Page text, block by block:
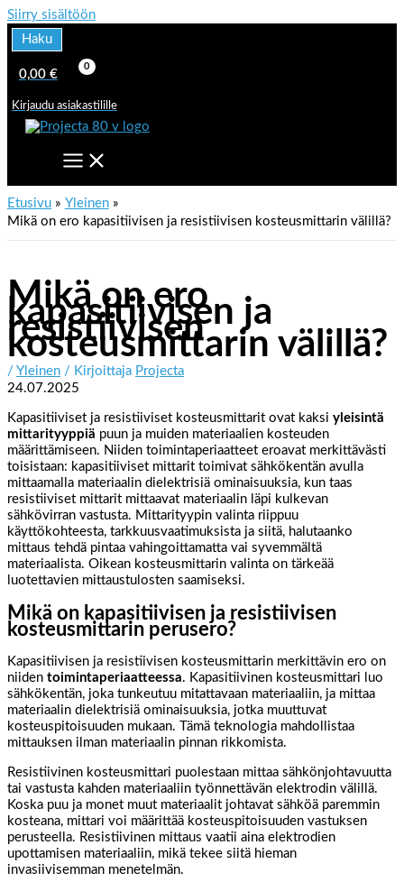
Siirry sisältöön
Haku
0,00 €
Kirjaudu asiakastilille
Etusivu
Yleinen
Mikä on ero kapasitiivisen ja resistiivisen kosteusmittarin välillä?
Mikä on ero
kapasitiivisen ja
resistiivisen
kosteusmittarin välillä?
/ Yleinen / Kirjoittaja Projecta
24.07.2025
Kapasitiiviset ja resistiiviset kosteusmittarit ovat kaksi yleisintä
mittarityyppiä puun ja muiden materiaalien kosteuden
määrittämiseen. Niiden toimintaperiaatteet eroavat merkittävästi
toisistaan: kapasitiiviset mittarit toimivat sähkökentän avulla
mittaamalla materiaalin dielektrisiä ominaisuuksia, kun taas
resistiiviset mittarit mittaavat materiaalin läpi kulkevan
sähkövirran vastusta. Mittarityypin valinta riippuu
käyttökohteesta, tarkkuusvaatimuksista ja siitä, halutaanko
mittaus tehdä pintaa vahingoittamatta vai syvemmältä
materiaalista. Oikean kosteusmittarin valinta on tärkeää
luotettavien mittaustulosten saamiseksi.
Mikä on kapasitiivisen ja resistiivisen
kosteusmittarin perusero?
Kapasitiivisen ja resistiivisen kosteusmittarin merkittävin ero on
niiden toimintaperiaatteessa. Kapasitiivinen kosteusmittari luo
sähkökentän, joka tunkeutuu mitattavaan materiaaliin, ja mittaa
materiaalin dielektrisiä ominaisuuksia, jotka muuttuvat
kosteuspitoisuuden mukaan. Tämä teknologia mahdollistaa
mittauksen ilman materiaalin pinnan rikkomista.
Resistiivinen kosteusmittari puolestaan mittaa sähkönjohtavuutta
tai vastusta kahden materiaaliin työnnettävän elektrodin välillä.
Koska puu ja monet muut materiaalit johtavat sähköä paremmin
kosteana, mittari voi määrittää kosteuspitoisuuden vastuksen
perusteella. Resistiivinen mittaus vaatii aina elektrodien
upottamisen materiaaliin, mikä tekee siitä hieman
invasiivisemman menetelmän.